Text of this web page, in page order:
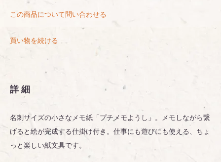
この商品について問い合わせる
買い物を続ける
詳細
名刺サイズの小さなメモ紙「プチメモようし」。メモしながら繋
げると絵が完成する仕掛け付き。仕事にも遊びにも使える、ちょ
っと楽しい紙文具です。